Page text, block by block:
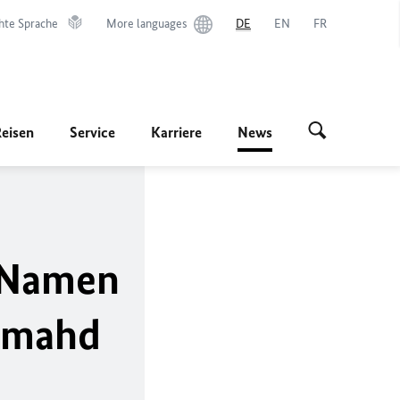
Sprache More languages DE EN FR
Service Karriere News